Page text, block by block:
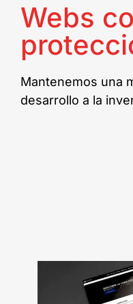
Webs
Mantenemos una
desarrollo a la